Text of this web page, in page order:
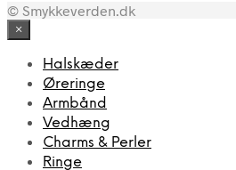
© Smykkeverden.dk
×
Halskæder
Øreringe
Armbånd
Vedhæng
Charms & Perler
Ringe